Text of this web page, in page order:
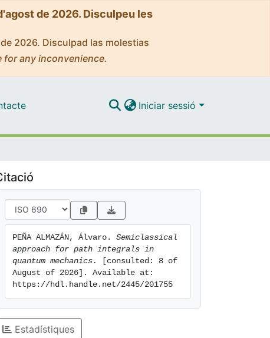
de 2026. Disculpeu les
2026. Disculpad las molestias
any inconvenience.
Iniciar sessió
PEÑA ALMAZÁN, Álvaro. Semiclassical
approach for path integrals in
quantum mechanics.
[consulted: 8 of
August of 2026]. Available at:
https://hdl.handle.net/2445/201755
Estadístiques